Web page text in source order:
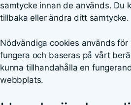
samtycke innan de används. Du
tillbaka eller ändra ditt samtycke.
Nödvändiga cookies används
fungera och baseras på vårt
kunna tillhandahålla en
webbplats.